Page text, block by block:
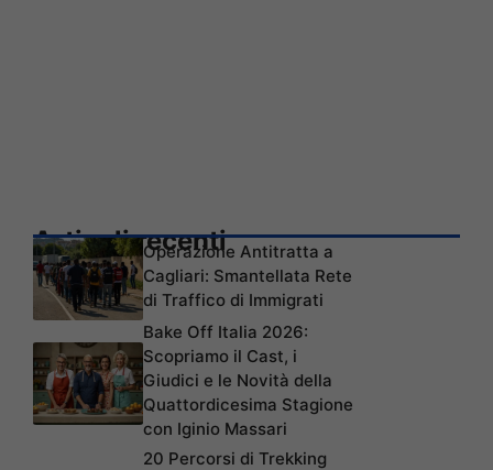
Articoli recentiOperazione Antitratta a
Cagliari: Smantellata Rete
di Traffico di Immigrati
Bake Off Italia 2026:
Scopriamo il Cast, i
Giudici e le Novità della
Quattordicesima Stagione
con Iginio Massari
20 Percorsi di Trekking